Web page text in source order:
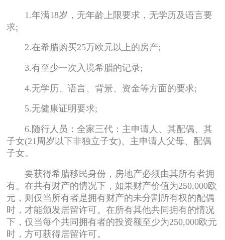
1.年满18岁，无年龄上限要求，无学历及语言要
求;
2.在希腊购买25万欧元以上的房产;
3.有至少一次入境希腊的记录;
4.无学历、语言、背景、资金等方面的要求;
5.无健康证明要求;
6.随行人员：全家三代：主申请人、其配偶、其
子女(21周岁以下非独立子女)、主申请人父母、配偶
子女。
要获得希腊移民身份，房地产必须由其所有者拥
有。在共有财产的情况下，如果财产价值为250,000欧
元，则仅当所有者是拥有财产的未分割所有权的配偶
时，才能颁发居留许可。在所有其他共同拥有的情况
下，仅当每个共同拥有者的投资额至少为250,000欧元
时，方可获得居留许可。